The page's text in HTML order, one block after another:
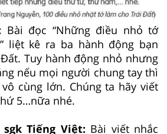
Bài đọc “Những điều nhỏ tớ
liệt kê ra ba hành động bạn
Tuy hành động nhỏ nhưng
nếu mọi người chung tay thì
cùng lớn. Chúng ta hãy viết
5…nữa nhé.
Tiếng Việt: Bài viết nhắc